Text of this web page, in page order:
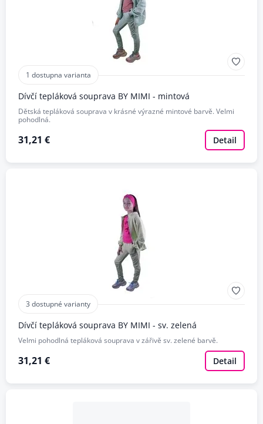
1 dostupna varianta
Dívčí tepláková souprava BY MIMI - mintová
Dětská tepláková souprava v krásné výrazné mintové barvě. Velmi
pohodlná.
31,21 € Detail
3 dostupné varianty
Dívčí tepláková souprava BY MIMI - sv. zelená
Velmi pohodlná tepláková souprava v zářivě sv. zelené barvě.
31,21 € Detail